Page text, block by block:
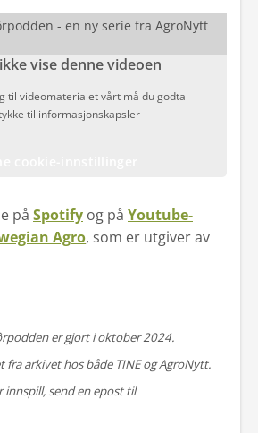
- en ny serie fra AgroNytt
vise denne videoen
til videomaterialet vårt må du godta
til informasjonskapsler
cookie-innstillinger
på Spotify og på Youtube-
Agro, som er utgiver av
er gjort i oktober 2024.
fra arkivet hos både TINE og AgroNytt.
innspill, send en epost til